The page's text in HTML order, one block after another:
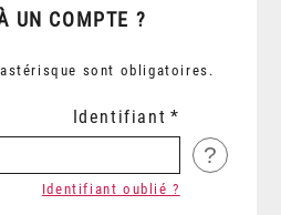
UN COMPTE ?
astérisque sont obligatoires.
Identifiant
?
Identifiant oublié ?